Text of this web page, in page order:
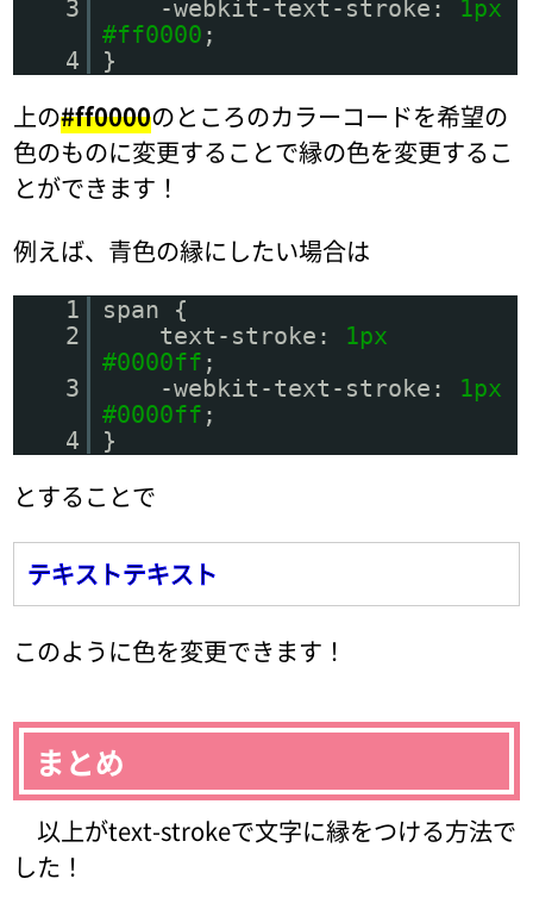
3 -webkit-text-stroke: 1px
#ff0000 ;
4
}
上の#ff0000のところのカラーコードを希望の
色のものに変更することで縁の色を変更するこ
とができます！
例えば、青色の縁にしたい場合は
1
span {
2
text-stroke: 1px
#0000ff ;
3
-webkit-text-stroke: 1px
#0000ff ;
4
}
とすることで
テキストテキスト
このように色を変更できます！
まとめ
以上がtext-strokeで文字に縁をつける方法で
した！